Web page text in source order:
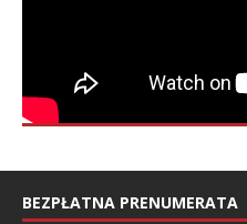
BEZPŁATNA PRENUMERATA